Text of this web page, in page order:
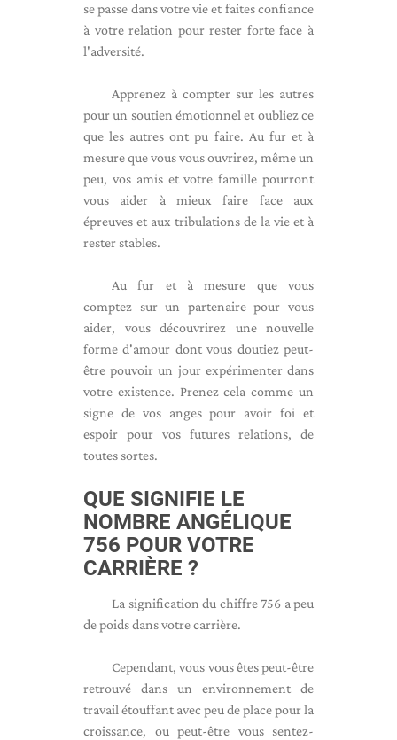
se passe dans votre vie et faites confiance
à votre relation pour rester forte face à
l'adversité.
Apprenez à compter sur les autres
pour un soutien émotionnel et oubliez ce
que les autres ont pu faire. Au fur et à
mesure que vous vous ouvrirez, même un
peu, vos amis et votre famille pourront
vous aider à mieux faire face aux
épreuves et aux tribulations de la vie et à
rester stables.
Au fur et à mesure que vous
comptez sur un partenaire pour vous
aider, vous découvrirez une nouvelle
forme d'amour dont vous doutiez peut-
être pouvoir un jour expérimenter dans
votre existence. Prenez cela comme un
signe de vos anges pour avoir foi et
espoir pour vos futures relations, de
toutes sortes.
QUE SIGNIFIE LE
NOMBRE ANGÉLIQUE
756 POUR VOTRE
CARRIÈRE ?
La signification du chiffre 756 a peu
de poids dans votre carrière.
Cependant, vous vous êtes peut-être
retrouvé dans un environnement de
travail étouffant avec peu de place pour la
croissance, ou peut-être vous sentez-